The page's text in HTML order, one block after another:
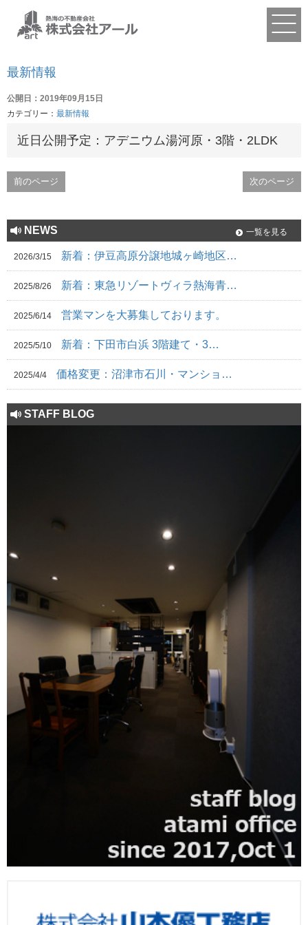
最新情報
公開日：2019年09月15日
カテゴリー： 最新情報
近日公開予定：アデニウム湯河原・3階・2LDK
前のページ 次のページ
NEWS 一覧を見る
2026/3/15 新着：伊豆高原分譲地城ヶ崎地区…
2025/8/26 新着：東急リゾートヴィラ熱海青…
2025/6/14 営業マンを大募集しております。
2025/5/10 新着：下田市白浜 3階建て・3…
2025/4/4 価格変更：沼津市石川・マンショ…
STAFF BLOG